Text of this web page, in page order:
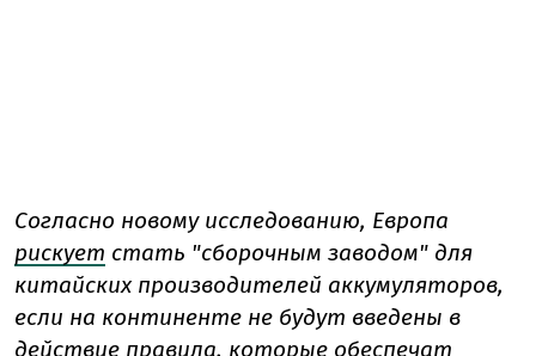
Согласно новому исследованию, Европа
рискует стать "сборочным заводом" для
китайских производителей аккумуляторов,
если на континенте не будут введены в
действие правила, которые обеспечат